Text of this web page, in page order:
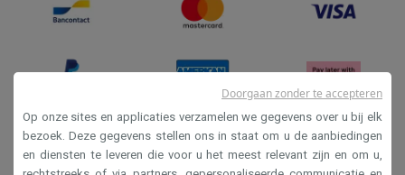
Verkoopsvoorwaarden
Op onze sites en applicaties verzamelen we gegevens over u bij elk
bezoek. Deze gegevens stellen ons in staat om u de aanbiedingen
en diensten te leveren die voor u het meest relevant zijn en om u,
Doorgaan zonder te accepteren